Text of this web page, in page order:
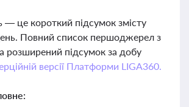
— це короткий підсумок змісту
Повний список першоджерел з
розширений підсумок за добу
версії Платформи LIGA360.